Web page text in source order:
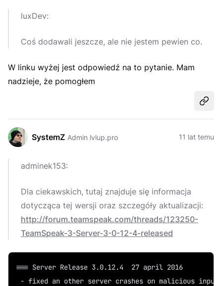
luxDev:
Coś dodawali jeszcze, ale nie jestem pewien co.
W linku wyżej jest odpowiedź na to pytanie. Mam
nadzieje, że pomogłem
SystemZ Admin lvlup.pro 11 lat temu
adminek153:
Dla ciekawskich, tutaj znajduje się informacja
dotycząca tej wersji oraz szczegóły aktualizacji:
http://forum.teamspeak.com/threads/123250-
TeamSpeak-3-Server-3-0-12-4-released
=== Server Release 3.0.12.4  27 april 2016
- fixed an other server crashes on malicious input